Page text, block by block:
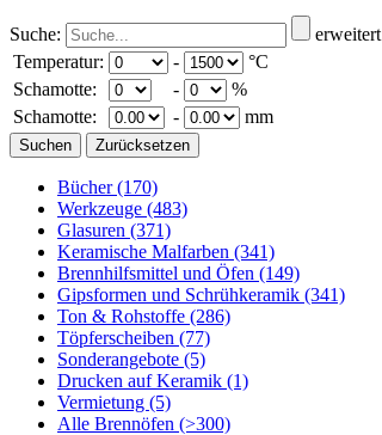
Suche:
erweitert
Temperatur:
-
°C
Schamotte:
-
%
Schamotte:
- mm
Bücher(170)
Werkzeuge (483)
Glasuren (371)
Keramische Malfarben (341)
Brennhilfsmittel und Öfen (149)
Gipsformen und Schrühkeramik (341)
Ton & Rohstoffe (286)
Töpferscheiben (77)
Sonderangebote (5)
Drucken auf Keramik (1)
Vermietung (5)
Alle Brennöfen (>300)